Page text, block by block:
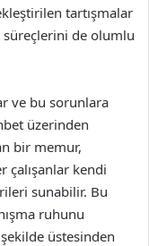
tartışmalar
süreçlerini de olumlu
ve bu sorunlara
üzerinden
bir memur,
kendi
sunabilir. Bu
ruhunu
üstesinden